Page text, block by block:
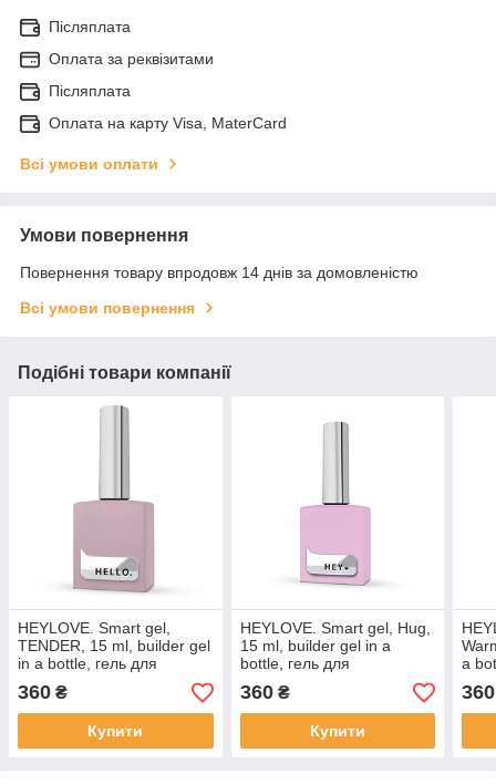
Післяплата
Оплата за реквізитами
Післяплата
Оплата на карту Visa, MaterCard
Всі умови оплати
Умови повернення
Повернення товару впродовж 14 днів за домовленістю
Всі умови повернення
Подібні товари компанії
HEYLOVE. Smart gel,
TENDER, 15 ml, builder gel
in a bottle, гель для
нарощування
360 ₴
Купити
HEYLOVE. Smart gel, Hug,
15 ml, builder gel in a
bottle, гель для
нарощування
360₴
Купити
a
360